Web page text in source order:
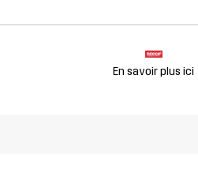
En savoir plus ici